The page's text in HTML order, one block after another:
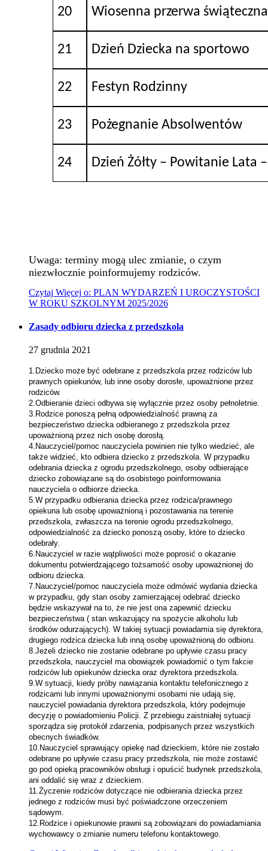
20 Wiosenna przerwa świąteczna
21 Dzień Dziecka na sportowo
22 Festyn Rodzinny
23 Pożegnanie Absolwentów
24 Dzień Żółty – Powitanie Lata
Uwaga: terminy mogą ulec zmianie, o czym
niezwłocznie poinformujemy rodziców.
Czytaj Więcej o: PLAN WYDARZEŃ I UROCZYSTOŚCI
W ROKU SZKOLNYM 2025/2026
Zasady odbioru dziecka z przedszkola
27 grudnia 2021
1.Dziecko może być odebrane z przedszkola przez rodziców lub
prawnych opiekunów, lub inne osoby dorosłe, upoważnione przez
rodziców.
2.Odbieranie dzieci odbywa się wyłącznie przez osoby pełnoletnie.
3.Rodzice ponoszą pełną odpowiedzialność prawną za
bezpieczeństwo dziecka odbieranego z przedszkola przez
upoważnioną przez nich osobę dorosłą.
4.Nauczyciel/pomoc nauczyciela powinien nie tylko wiedzieć, ale
także widzieć, kto odbiera dziecko z przedszkola. W przypadku
odebrania dziecka z ogrodu przedszkolnego, osoby odbierające
dziecko zobowiązane są do osobistego poinformowania
nauczyciela o odbiorze dziecka.
5.W przypadku odbierania dziecka przez rodzica/prawnego
opiekuna lub osobę upoważnioną i pozostawania na terenie
przedszkola, zwłaszcza na terenie ogrodu przedszkolnego,
odpowiedzialność za dziecko ponoszą osoby, które to dziecko
odebrały.
6.Nauczyciel w razie wątpliwości może poprosić o okazanie
dokumentu potwierdzającego tożsamość osoby upoważnionej do
odbioru dziecka.
7.Nauczyciel/pomoc nauczyciela może odmówić wydania dziecka
w przypadku, gdy stan osoby zamierzającej odebrać dziecko
będzie wskazywał na to, że nie jest ona zapewnić dziecku
bezpieczeństwa ( stan wskazujący na spożycie alkoholu lub
środków odurzających). W takiej sytuacji powiadamia się dyrektora,
drugiego rodzica dziecka lub inną osobę upoważnioną do odbioru.
8.Jeżeli dziecko nie zostanie odebrane po upływie czasu pracy
przedszkola, nauczyciel ma obowiązek powiadomić o tym fakcie
rodziców lub opiekunów dziecka oraz dyrektora przedszkola.
9.W sytuacji, kiedy próby nawiązania kontaktu telefonicznego z
rodzicami lub innymi upoważnionymi osobami nie udają się,
nauczyciel powiadania dyrektora przedszkola, który podejmuje
decyzję o powiadomieniu Policji. Z przebiegu zaistniałej sytuacji
sporządza się protokół zdarzenia, podpisanych przez wszystkich
obecnych świadków.
10.Nauczyciel sprawujący opiekę nad dzieckiem, które nie zostało
odebrane po upływie czasu pracy przedszkola, nie może zostawić
go pod opieką pracowników obsługi i opuścić budynek przedszkola,
ani oddalić się wraz z dzieckiem.
11.Życzenie rodziców dotyczące nie odbierania dziecka przez
jednego z rodziców musi być poświadczone orzeczeniem
sądowym.
12.Rodzice i opiekunowie prawni są zobowiązani do powiadamiania
wychowawcy o zmianie numeru telefonu kontaktowego.